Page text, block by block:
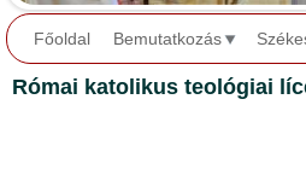
Főoldal Bemutatkozás
Római katolikus teológiai